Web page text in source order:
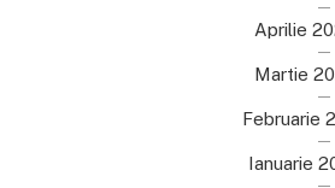
Aprilie
Martie
Februarie
Ianuarie